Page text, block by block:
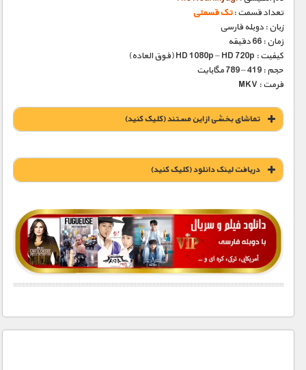
تعداد قسمت :تک قسمتی
زبان : دوبله فارسی
زمان : 66 دقیقه
کیفیت : HD 1080p – HD 720p (فوق العاده)
حجم : 419 – 789 مگابایت
فرمت : MKV
تماشای بخشی از این مستند (کلیک کنید)
دریافت لينک دانلود (کليک کنيد)
1900 تومان – خريد لينک دانلود (افزودن به سبد خريد)